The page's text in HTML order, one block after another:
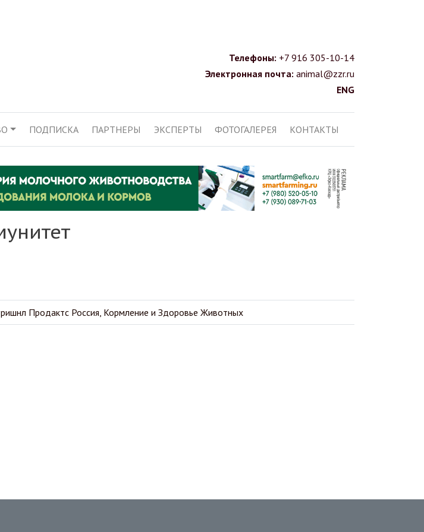
Телефоны: +7 916 305-10-14
Электронная почта: animal@zzr.ru
ENG
ПОДПИСКА ПАРТНЕРЫ ЭКСПЕРТЫ ФОТОГАЛЕРЕЯ КОНТАКТЫ
Продактс Россия, Кормление и Здоровье Животных